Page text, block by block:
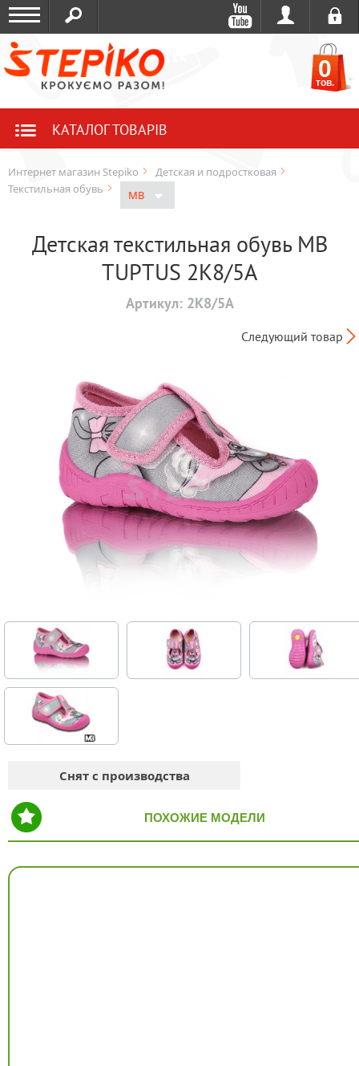
0
тов.
КАТАЛОГ ТОВАРІВ
Интернет магазин Stepiko
Детская и подростковая
Текстильная обувь
MB
Детская текстильная обувь MB
TUPTUS 2K8/5А
Артикул: 2К8/5А
Следующий товар
Снят с производства
ПОХОЖИЕ МОДЕЛИ